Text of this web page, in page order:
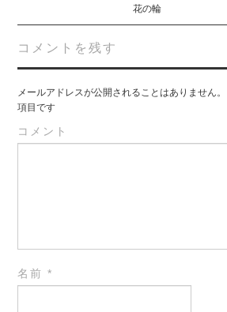
花の輪
コメントを残す
メールアドレスが公開されることはありません。
項目です
コメント
名前*